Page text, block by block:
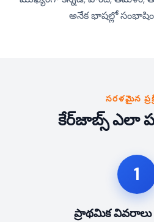
అనేక భాషల్లో
సరళమైన
కేర్‌జాబ్స్ ఎలా
1
ప్రాథమిక వివరాలు